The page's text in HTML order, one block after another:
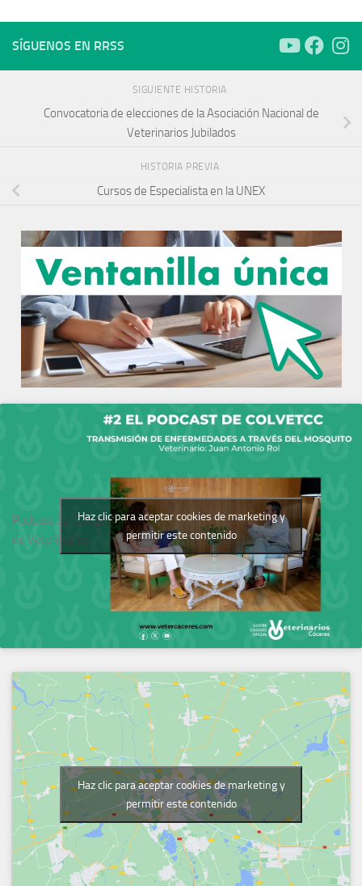
SÍGUENOS EN RRSS
SIGUIENTE HISTORIA
Convocatoria de elecciones de la Asociación Nacional de
Veterinarios Jubilados
HISTORIA PREVIA
Cursos de Especialista en la UNEX
Podcast del Colegio
de Veterinarios
Haz clic para aceptar cookies de marketing y
permitir este contenido
Haz clic para aceptar cookies de marketing y
permitir este contenido